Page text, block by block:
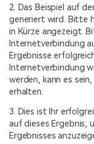
2. Das Beispiel auf
generiert wird. Bitte
in Kürze angezeigt.
Internetverbindung
Ergebnisse
Internetverbindung
werden, kann es
erhalten.
3. Dies ist Ihr
auf dieses Ergebnis,
Ergebnisses